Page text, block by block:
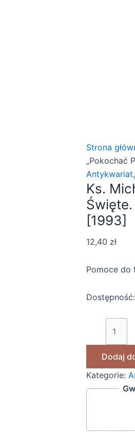
Strona
„Pokochać
Antykwariat,
Ks.
[1993]
12,40 zł
Pomoce do
Dostępność:
Dodaj
Kategorie: